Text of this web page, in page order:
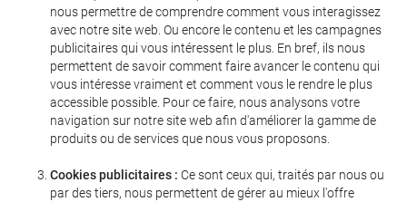
nous permettre de comprendre comment vous interagissez
avec notre site web. Ou encore le contenu et les campagnes
publicitaires qui vous intéressent le plus. En bref, ils nous
permettent de savoir comment faire avancer le contenu qui
vous intéresse vraiment et comment vous le rendre le plus
accessible possible. Pour ce faire, nous analysons votre
navigation sur notre site web afin d'améliorer la gamme de
produits ou de services que nous vous proposons.
Cookies publicitaires : Ce sont ceux qui, traités par nous ou
par des tiers, nous permettent de gérer au mieux l'offre